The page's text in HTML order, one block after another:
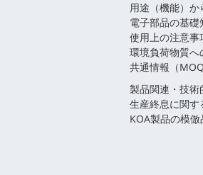
用途（機能）か
電子部品の基礎
使用上の注意事
環境負荷物質へ
共通情報（
製品関連・技
生産終息に関す
KOA製品の模